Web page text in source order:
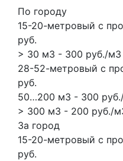
По городу
15-20-метровый с
руб.
> 30 м3 - 300 руб./м3
28-52-метровый с
руб.
50…200 м3 - 300
> 300 м3 - 200 руб./
За город
15-20-метровый с
руб.